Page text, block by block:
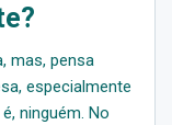
mas, pensa
especialmente
ninguém. No